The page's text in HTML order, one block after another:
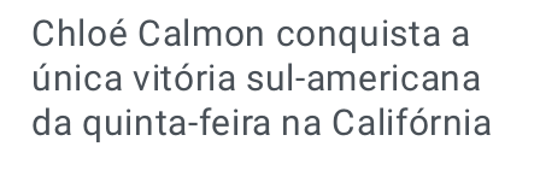
Chloé Calmon conquista a
única vitória sul-americana
da quinta-feira na Califórnia